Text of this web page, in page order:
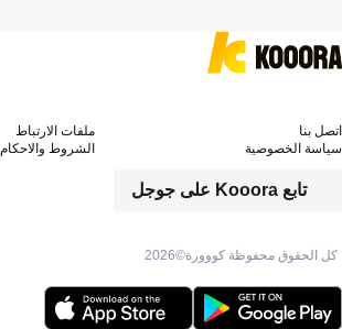
كل الحقوق محفوظة كووورة©2026
تابع Kooora على جوجل
اتصل بنا
ملفات الارتباط
سياسة الخصوصية
الشروط والاحكام